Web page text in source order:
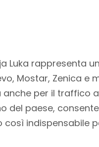
Luka rappresenta un
Mostar, Zenica e
per il traffico
del paese,
indispensabile